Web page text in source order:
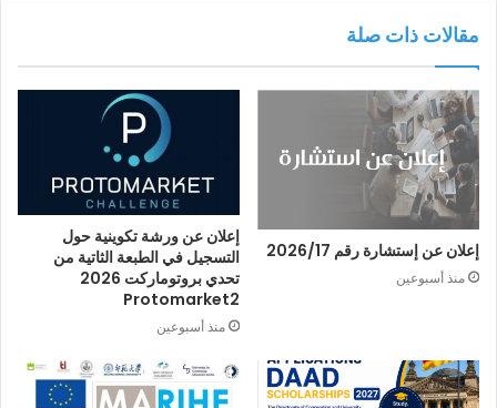
مقالات ذات صلة
إعلان عن إستشارة رقم 2026/17
منذ أسبوعين
إعلان عن ورشة تكوينية حول
التسجيل في الطبعة الثاتية من
تحدي بروتوماركت 2026
Protomarket2
منذ أسبوعين